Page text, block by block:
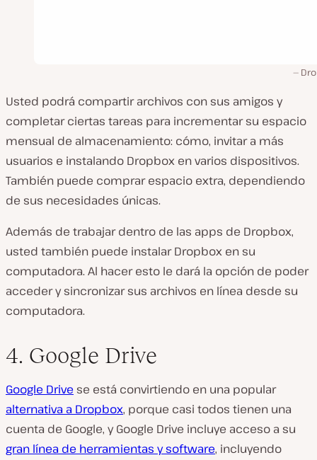
Usted podrá compartir archivos con sus amigos y
completar ciertas tareas para incrementar su espacio
mensual de almacenamiento: cómo, invitar a más
usuarios e instalando Dropbox en varios dispositivos.
También puede comprar espacio extra, dependiendo
de sus necesidades únicas.
Además de trabajar dentro de las apps de Dropbox,
usted también puede instalar Dropbox en su
computadora. Al hacer esto le dará la opción de poder
acceder y sincronizar sus archivos en línea desde su
computadora.
4. Google Drive
Google Drive se está convirtiendo en una popular
alternativa a Dropbox, porque casi todos tienen una
cuenta de Google, y Google Drive incluye acceso a su
gran línea de herramientas y software, incluyendo